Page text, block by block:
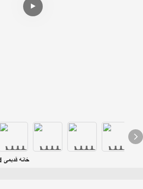
والپیپر جلوه دیوار سه بعدی hd خانه قدیمی